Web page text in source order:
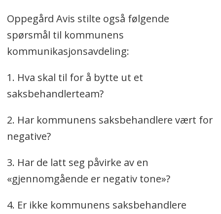
Oppegård Avis stilte også følgende
spørsmål til kommunens
kommunikasjonsavdeling:
1. Hva skal til for å bytte ut et
saksbehandlerteam?
2. Har kommunens saksbehandlere vært for
negative?
3. Har de latt seg påvirke av en
«gjennomgående er negativ tone»?
4. Er ikke kommunens saksbehandlere